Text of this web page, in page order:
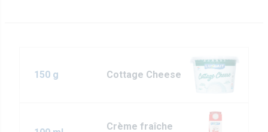
150 g Cottage Cheese
Crème fraîche